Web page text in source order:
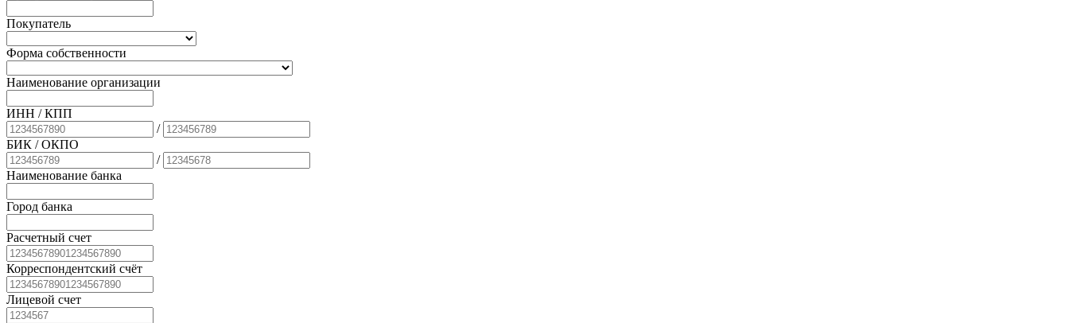
Покупатель
Форма собственности
Наименование организации
ИНН / КПП
/
БИК / ОКПО
/
Наименование банка
Город банка
Расчетный счет
Корреспондентский счёт
Лицевой счет